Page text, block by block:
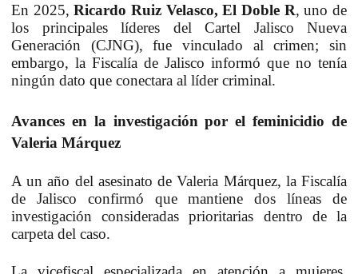
En 2025,Ricardo Ruiz Velasco,El Doble R, uno de
los principales líderes del Cartel Jalisco Nueva
Generación (CJNG), fue vinculado al crimen; sin
embargo, la Fiscalía de Jalisco informó que no tenía
ningún dato que conectara al líder criminal.
Avances en la investigación por el feminicidio de
Valeria Márquez
A un año del asesinato de Valeria Márquez, la Fiscalía
de Jalisco confirmó que mantiene dos líneas de
investigación consideradas prioritarias dentro de la
carpeta del caso.